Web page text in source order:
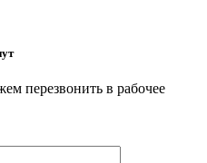
перезвонить в рабочее